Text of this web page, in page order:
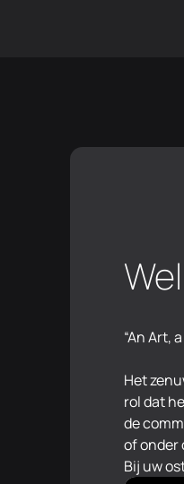
“An Art,
Het
rol dat
de
of onder
Bij uw
de
terug